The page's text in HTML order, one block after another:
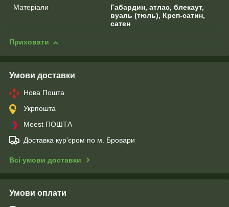
Матеріали
Габардин, атлас, блекаут,
вуаль (тюль), Креп-сатин,
сатен
Приховати
Умови доставки
Нова Пошта
Укрпошта
Meest ПОШТА
Доставка кур'єром по м. Бровари
Всі умови доставки
Умови оплати